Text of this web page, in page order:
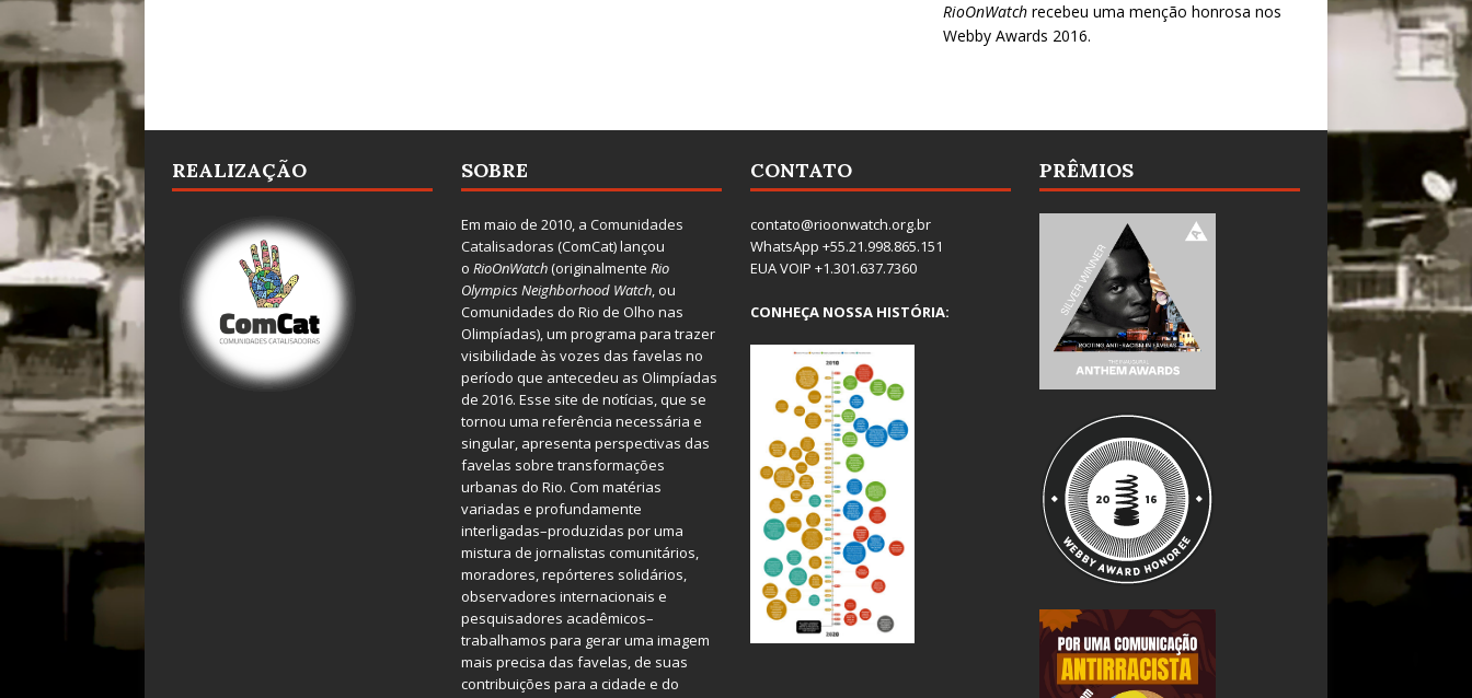
RioOnWatchrecebeu uma menção honrosa nos
Webby Awards 2016.
REALIZAÇÃO SOBRE
Em maio de 2010, a Comunidades
Catalisadoras (ComCat) lançou
o RioOnWatch(originalmente Rio
Olympics Neighborhood Watch, ou
Comunidades do Rio de Olho nas
Olimpíadas), um programa para trazer
visibilidade às vozes das favelas no
período que antecedeu as Olimpíadas
de 2016. Esse site de notícias, que se
tornou uma referência necessária e
singular, apresenta perspectivas das
favelas sobre transformações
urbanas do Rio. Com matérias
variadas e profundamente
interligadas–produzidas por uma
mistura de jornalistas comunitários,
moradores, repórteres solidários,
observadores internacionais e
pesquisadores acadêmicos–
trabalhamos para gerar uma imagem
mais precisa das favelas, de suas
contribuições para a cidade e do
CONTATO
contato@rioonwatch.org.br
WhatsApp +55.21.998.865.151
EUA VOIP +1.301.637.7360
CONHEÇA NOSSA HISTÓRIA:
PRÊMIOS